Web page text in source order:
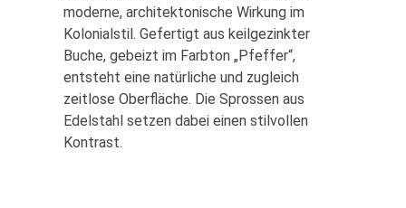
moderne, architektonische Wirkung im
Kolonialstil. Gefertigt aus keilgezinkter
Buche, gebeizt im Farbton „Pfeffer“,
entsteht eine natürliche und zugleich
zeitlose Oberfläche. Die Sprossen aus
Edelstahl setzen dabei einen stilvollen
Kontrast.